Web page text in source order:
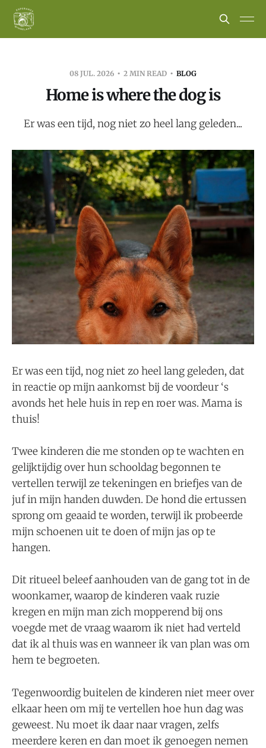
08 JUL. 2026 2 MIN READ BLOG
Home is where the dog is
Er was een tijd, nog niet zo heel lang geleden...
Er was een tijd, nog niet zo heel lang geleden, dat
in reactie op mijn aankomst bij de voordeur ‘s
avonds het hele huis in rep en roer was. Mama is
thuis!
Twee kinderen die me stonden op te wachten en
gelijktijdig over hun schooldag begonnen te
vertellen terwijl ze tekeningen en briefjes van de
juf in mijn handen duwden. De hond die ertussen
sprong om geaaid te worden, terwijl ik probeerde
mijn schoenen uit te doen of mijn jas op te
hangen.
Dit ritueel beleef aanhouden van ​de gang tot in de
woonkamer, waarop de kinderen vaak ruzie
kregen en mijn man zich ​mopperend bij ons
voegde met de vraag waarom ik niet had verteld
dat ik al thuis was en wanneer ik van plan was om
hem te begroeten.
Tegenwoordig buitelen de kinderen niet meer over
elkaar heen om mij te vertellen hoe hun dag was
geweest. Nu moet ik daar naar vragen, zelfs
meerdere keren en dan moet ik genoegen nemen